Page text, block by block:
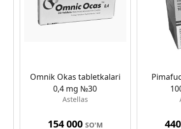
Omnik Okas tabletkalari
0,4 mg №30
Astellas
154 000 SO'M